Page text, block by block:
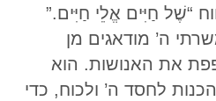
“שֶׁל חַיִּים אֱלֵי חַיִּים.”
ה’ מודאגים מן
את האנושות. הוא
לחסד ה’ ולכוח, כדי